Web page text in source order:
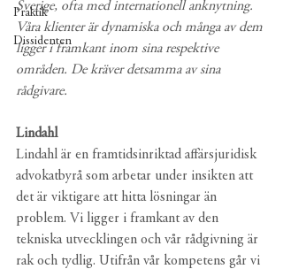
Praktik
Dissidenten
Sverige, ofta med internationell anknytning.
Våra klienter är dynamiska och många av dem
ligger i framkant inom sina respektive
områden. De kräver detsamma av sina
rådgivare.
Lindahl
Lindahl är en framtidsinriktad affärsjuridisk
advokatbyrå som arbetar under insikten att
det är viktigare att hitta lösningar än
problem. Vi ligger i framkant av den
tekniska utvecklingen och vår rådgivning är
rak och tydlig. Utifrån vår kompetens går vi